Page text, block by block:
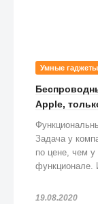
Умные гаджеты
Apple,
Задача у
по цене, чем у
функционале.
19.08.2020